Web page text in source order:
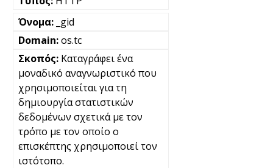
_gid
os.tc
Καταγράφει ένα
μοναδικό αναγνωριστικό που
χρησιμοποιείται για τη
δημιουργία στατιστικών
δεδομένων σχετικά με τον
τρόπο με τον οποίο ο
επισκέπτης χρησιμοποιεί τον
ιστότοπο.